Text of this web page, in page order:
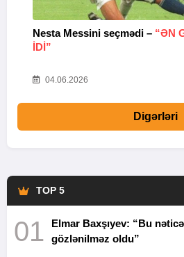
Nesta Messini seçmədi – “ƏN
IDI”
04.06.2026
Digərləri
TOP 5
01
Elmar Baxşıyev: “Bu
gözlənilməz oldu”